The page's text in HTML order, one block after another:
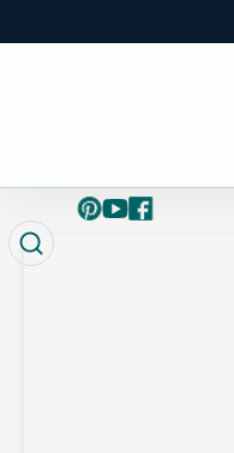
פייסבוק
YouTube
Pinterest